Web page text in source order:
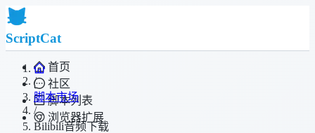
ScriptCat
首页
社区
脚本列表
浏览器扩展
/
脚本市场
/
Bilibili音频下载